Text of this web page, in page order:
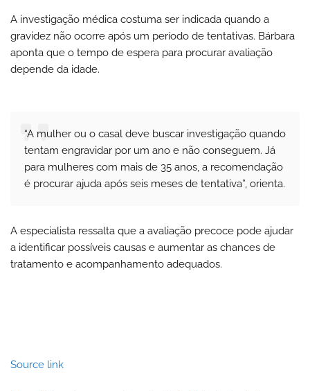
A investigação médica costuma ser indicada quando a
gravidez não ocorre após um período de tentativas. Bárbara
aponta que o tempo de espera para procurar avaliação
depende da idade.
“A mulher ou o casal deve buscar investigação quando
tentam engravidar por um ano e não conseguem. Já
para mulheres com mais de 35 anos, a recomendação
é procurar ajuda após seis meses de tentativa”, orienta.
A especialista ressalta que a avaliação precoce pode ajudar
a identificar possíveis causas e aumentar as chances de
tratamento e acompanhamento adequados.
Source link